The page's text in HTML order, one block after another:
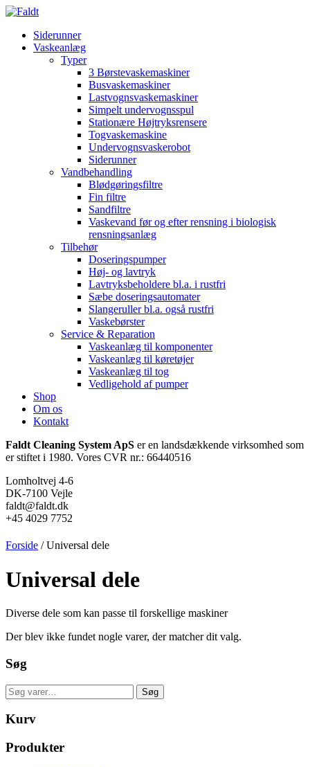
Siderunner
Vaskeanlæg
Typer
3 Børstevaskemaskiner
Busvaskemaskiner
Lastvognsvaskemaskiner
Simpelt undervognsspul
Stationære Højtryksrensere
Togvaskemaskine
Undervognsvaskerobot
Siderunner
Vandbehandling
Blødgøringsfiltre
Fin filtre
Sandfiltre
Vaskevand før og efter rensning i biologisk
rensningsanlæg
Tilbehør
Doseringspumper
Høj- og lavtryk
Lavtryksbeholdere bl.a. i rustfri
Sæbe doseringsautomater
Slangeruller bl.a. også rustfri
Vaskebørster
Service & Reparation
Vaskeanlæg til komponenter
Vaskeanlæg til køretøjer
Vaskeanlæg til tog
Vedligehold af pumper
Shop
Om os
Kontakt
Faldt Cleaning System ApS er en landsdækkende virksomhed som
er stiftet i 1980. Vores CVR nr.: 66440516
Lomholtvej 4-6
DK-7100 Vejle
faldt@faldt.dk
+45 4029 7752
Forside / Universal dele
Universal dele
Diverse dele som kan passe til forskellige maskiner
Der blev ikke fundet nogle varer, der matcher dit valg.
Søg
Søg
efter:
Søg
Kurv
Produkter